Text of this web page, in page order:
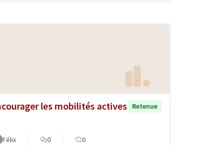
les mobilités actives Retenue
Félix 0 0